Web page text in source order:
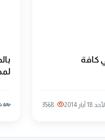
كافة
18 آيار 2014 3568